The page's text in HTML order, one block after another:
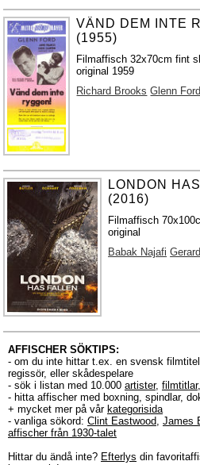
VÄND DEM INTE
(1955)
Filmaffisch 32x70cm fint
original 1959
Richard Brooks Glenn Ford
LONDON
(2016)
Filmaffisch
original
Babak Najafi
AFFISCHER SÖKTIPS:
- om du inte hittar t.ex. en svensk
regissör, eller skådespelare
- sök i listan med 10.000 artister, filmtitlar,
- hitta affischer med boxning, spindlar,
+ mycket mer på vår kategorisida
- vanliga sökord: Clint Eastwood, James
affischer från 1930-talet
Hittar du ändå inte? Efterlys din